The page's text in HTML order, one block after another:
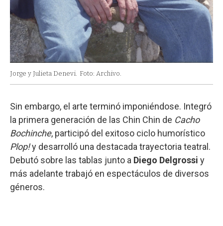
Jorge y Julieta Denevi. Foto: Archivo.
Sin embargo, el arte terminó imponiéndose. Integró
la primera generación de las Chin Chin de Cacho
Bochinche, participó del exitoso ciclo humorístico
Plop!y desarrolló una destacada trayectoria teatral.
Debutó sobre las tablas junto a Diego Delgrossi y
más adelante trabajó en espectáculos de diversos
géneros.